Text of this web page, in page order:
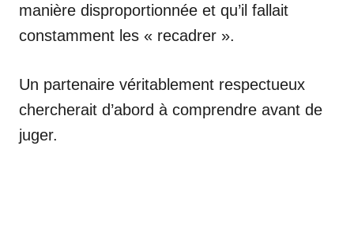
manière disproportionnée et qu’il fallait
constamment les « recadrer ».
Un partenaire véritablement respectueux
chercherait d’abord à comprendre avant de
juger.